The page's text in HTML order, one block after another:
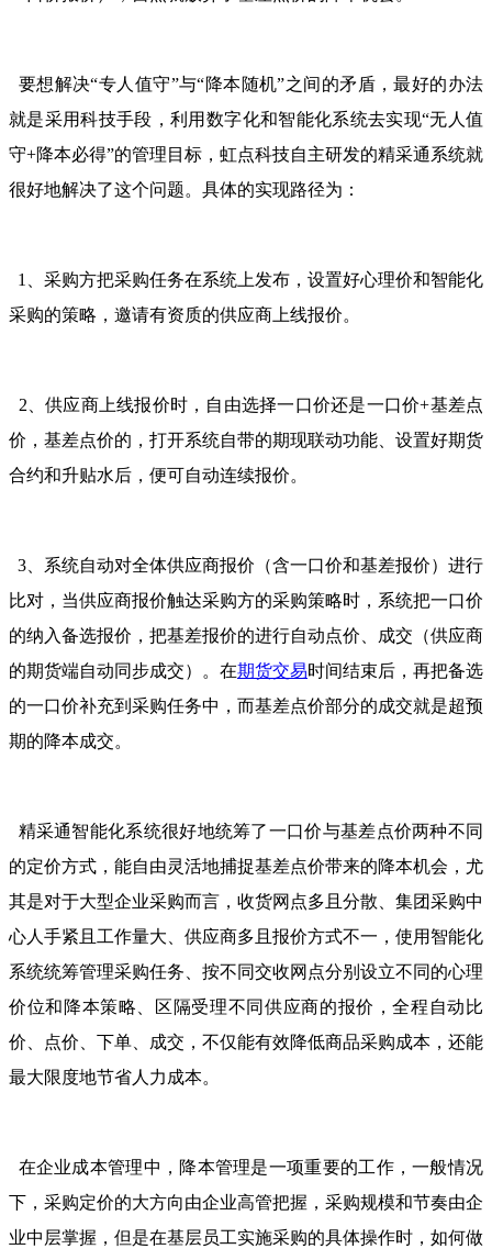
要想解决“专人值守”与“降本随机”之间的矛盾，最好的办法
就是采用科技手段，利用数字化和智能化系统去实现“无人值
守+降本必得”的管理目标，虹点科技自主研发的精采通系统就
很好地解决了这个问题。具体的实现路径为：
1、采购方把采购任务在系统上发布，设置好心理价和智能化
采购的策略，邀请有资质的供应商上线报价。
2、供应商上线报价时，自由选择一口价还是一口价+基差点
价，基差点价的，打开系统自带的期现联动功能、设置好期货
合约和升贴水后，便可自动连续报价。
3、系统自动对全体供应商报价（含一口价和基差报价）进行
比对，当供应商报价触达采购方的采购策略时，系统把一口价
的纳入备选报价，把基差报价的进行自动点价、成交（供应商
的期货端自动同步成交）。在期货交易时间结束后，再把备选
的一口价补充到采购任务中，而基差点价部分的成交就是超预
期的降本成交。
精采通智能化系统很好地统筹了一口价与基差点价两种不同
的定价方式，能自由灵活地捕捉基差点价带来的降本机会，尤
其是对于大型企业采购而言，收货网点多且分散、集团采购中
心人手紧且工作量大、供应商多且报价方式不一，使用智能化
系统统筹管理采购任务、按不同交收网点分别设立不同的心理
价位和降本策略、区隔受理不同供应商的报价，全程自动比
价、点价、下单、成交，不仅能有效降低商品采购成本，还能
最大限度地节省人力成本。
在企业成本管理中，降本管理是一项重要的工作，一般情况
下，采购定价的大方向由企业高管把握，采购规模和节奏由企
业中层掌握，但是在基层员工实施采购的具体操作时，如何做